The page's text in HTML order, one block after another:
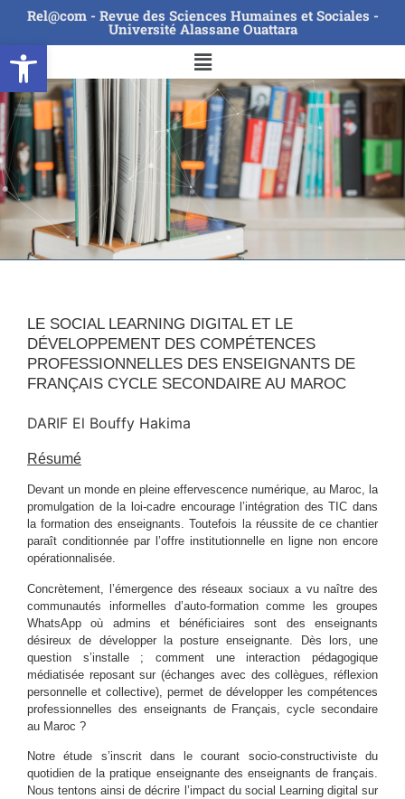
Ouvrir la barre d’outils
Rel@com - Revue des Sciences Humaines et Sociales -
Université Alassane Ouattara
LE SOCIAL LEARNING DIGITAL ET LE
DÉVELOPPEMENT DES COMPÉTENCES
PROFESSIONNELLES DES ENSEIGNANTS DE
FRANÇAIS CYCLE SECONDAIRE AU MAROC
DARIF El Bouffy Hakima
Résumé
Devant un monde en pleine effervescence numérique, au Maroc, la
promulgation de la loi-cadre encourage l’intégration des TIC dans
la formation des enseignants. Toutefois la réussite de ce chantier
paraît conditionnée par l’offre institutionnelle en ligne non encore
opérationnalisée.
Concrètement, l’émergence des réseaux sociaux a vu naître des
communautés informelles d’auto-formation comme les groupes
WhatsApp où admins et bénéficiaires sont des enseignants
désireux de développer la posture enseignante. Dès lors, une
question s’installe ; comment une interaction pédagogique
médiatisée reposant sur (échanges avec des collègues, réflexion
personnelle et collective), permet de développer les compétences
professionnelles des enseignants de Français, cycle secondaire
au Maroc ?
Notre étude s’inscrit dans le courant socio-constructiviste du
quotidien de la pratique enseignante des enseignants de français.
Nous tentons ainsi de décrire l’impact du social Learning digital sur